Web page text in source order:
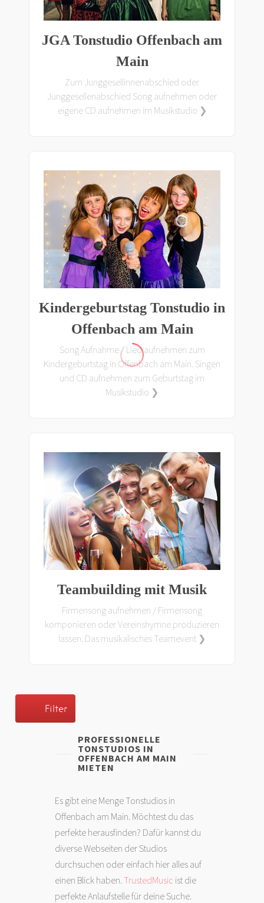
JGA Tonstudio Offenbach am
Main
Zum Junggesellinnenabschied oder
Junggesellenabschied Song aufnehmen oder
eigene CD aufnehmen im Musikstudio ❯
Kindergeburtstag Tonstudio in
Offenbach am Main
Song Aufnahme / Lied aufnehmen zum
Kindergeburtstag in Offenbach am Main. Singen
und CD aufnehmen zum Geburtstag im
Musikstudio ❯
Teambuilding mit Musik
Firmensong aufnehmen / Firmensong
komponieren oder Vereinshymne produzieren
lassen. Das musikalisches Teamevent ❯
Filter
PROFESSIONELLE
TONSTUDIOS IN
OFFENBACH AM MAIN
MIETEN
Es gibt eine Menge Tonstudios in
Offenbach am Main. Möchtest du das
perfekte herausfinden? Dafür kannst du
diverse Webseiten der Studios
durchsuchen oder einfach hier alles auf
einen Blick haben. TrustedMusic ist die
perfekte Anlaufstelle für deine Suche.